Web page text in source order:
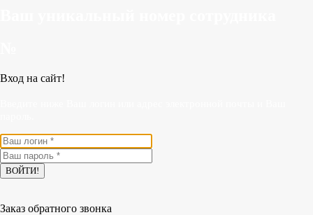
Вход на сайт!
Заказ обратного звонка